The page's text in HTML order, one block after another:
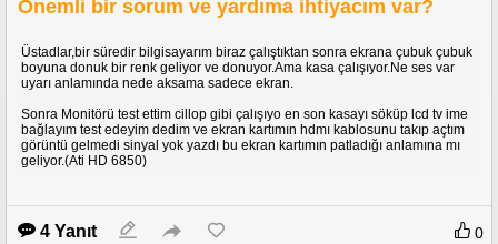
Önemli bir sorum ve yardıma ihtiyacım var?
Üstadlar,bir süredir bilgisayarım biraz çalıştıktan sonra ekrana çubuk çubuk
boyuna donuk bir renk geliyor ve donuyor.Ama kasa çalışıyor.Ne ses var
uyarı anlamında nede aksama sadece ekran.
Sonra Monitörü test ettim cillop gibi çalışıyo en son kasayı söküp lcd tv ime
bağlayım test edeyim dedim ve ekran kartımın hdmı kablosunu takıp açtım
görüntü gelmedi sinyal yok yazdı bu ekran kartımın patladığı anlamına mı
geliyor.(Ati HD 6850)
4 Yanıt 0